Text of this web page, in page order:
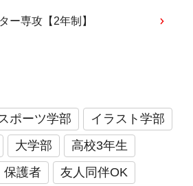
ー専攻【2年制】
ポーツ学部
イラスト学部
大学部
高校3年生
保護者
友人同伴OK